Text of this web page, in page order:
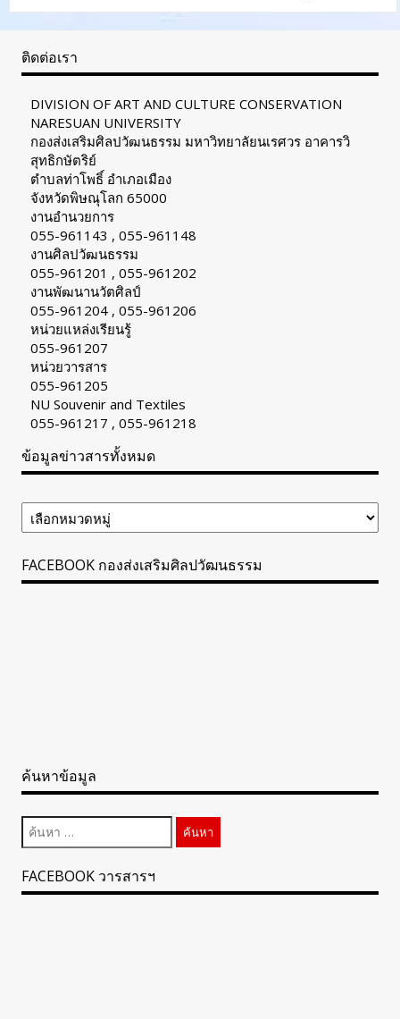
ติดต่อเรา
DIVISION OF ART AND CULTURE CONSERVATION
NARESUAN UNIVERSITY
กองส่งเสริมศิลปวัฒนธรรม มหาวิทยาลัยนเรศวร อาคารวิ
สุทธิกษัตริย์
ตำบลท่าโพธิ์ อำเภอเมือง
จังหวัดพิษณุโลก 65000
งานอำนวยการ
055-961143 , 055-961148
งานศิลปวัฒนธรรม
055-961201 , 055-961202
งานพัฒนานวัตศิลป์
055-961204 , 055-961206
หน่วยแหล่งเรียนรู้
055-961207
หน่วยวารสาร
055-961205
NU Souvenir and Textiles
055-961217 , 055-961218
ข้อมูลข่าวสารทั้งหมด
ข้อมูล
ข่าวสาร
ทั้งหมด
FACEBOOK กองส่งเสริมศิลปวัฒนธรรม
ค้นหาข้อมูล
ค้นหา
สำหรับ:
FACEBOOK วารสารฯ